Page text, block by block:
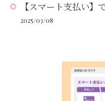
【スマート支払い】
2025/03/08